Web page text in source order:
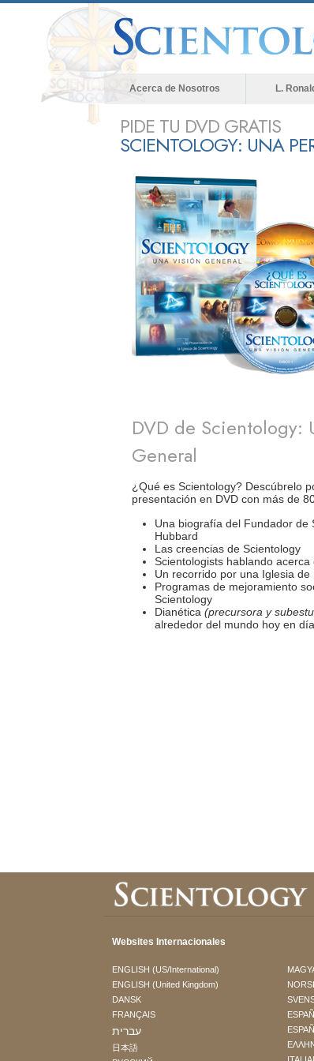
Acerca de Nosotros L.
PIDE TU DVD GRATIS
SCIENTOLOGY: UNA
DVD de Scientology:
General
¿Qué es Scientology? Descúbrelo
presentación en DVD con más de
Una biografía del Fundador de
Hubbard
Las creencias de Scientology
Scientologists hablando acerca
Un recorrido por una Iglesia de
Programas de mejoramiento
Scientology
Dianética (precursora y
alrededor del mundo hoy en día
Websites Internacionales
ENGLISH (US/International)
ENGLISH (United Kingdom)
DANSK
FRANÇAIS
עברית
日本語